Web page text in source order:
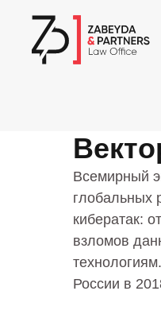
Всемирный
глобальных
кибератак:
взломов
России в